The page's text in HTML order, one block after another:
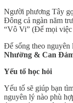
Người phương Tây
Đông cả ngàn năm
“Vô Vi” (Để mọi việc
Để sống theo nguyên
Nhường & Can
Yếu tố học hỏi
Yếu tố sẽ giúp bạn
nguyên lý nào phù